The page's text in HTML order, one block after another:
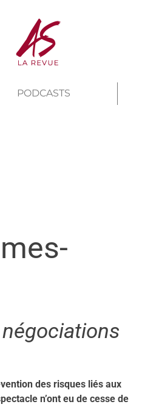
PODCASTS
négociations
des risques liés aux
n’ont eu de cesse de